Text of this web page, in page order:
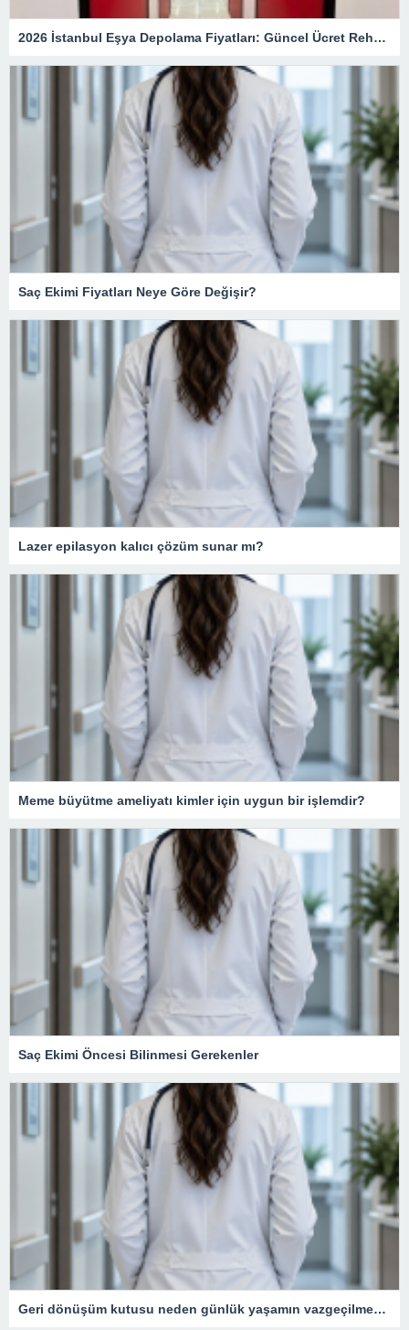
2026 İstanbul Eşya Depolama Fiyatları: Güncel Ücret Rehberi
Saç Ekimi Fiyatları Neye Göre Değişir?
Lazer epilasyon kalıcı çözüm sunar mı?
Meme büyütme ameliyatı kimler için uygun bir işlemdir?
Saç Ekimi Öncesi Bilinmesi Gerekenler
Geri dönüşüm kutusu neden günlük yaşamın vazgeçilmezidir?